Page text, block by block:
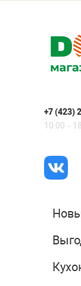
+7 (423)
10:00 –